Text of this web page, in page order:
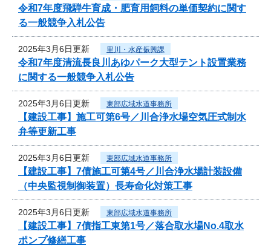
令和7年度飛騨牛育成・肥育用飼料の単価契約に関す
る一般競争入札公告
2025年3月6日更新 里川・水産振興課
令和7年度清流長良川あゆパーク大型テント設置業務
に関する一般競争入札公告
2025年3月6日更新 東部広域水道事務所
【建設工事】施工可第6号／川合浄水場空気圧式制水
弁等更新工事
2025年3月6日更新 東部広域水道事務所
【建設工事】7債施工可第4号／川合浄水場計装設備
（中央監視制御装置）長寿命化対策工事
2025年3月6日更新 東部広域水道事務所
【建設工事】7債指工東第1号／落合取水場No.4取水
ポンプ修繕工事